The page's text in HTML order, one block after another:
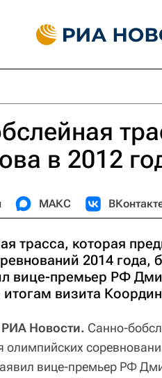
в 2012
МАКС
трасса, которая
2014 года,
вице-премьер РФ
итогам визита
Новости. Санно-
олимпийских
вице-премьер РФ